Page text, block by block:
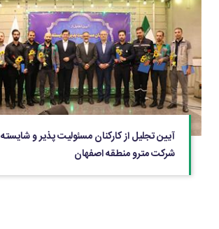
آیین تجلیل از کارکنان مسئولیت پذیر و شایسته
شرکت مترو منطقه اصفهان